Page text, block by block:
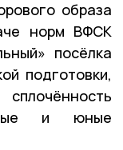
образа
норм ВФСК
посёлка
подготовки,
и юные